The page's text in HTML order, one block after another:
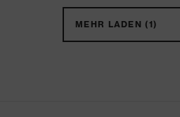
MEHR LADEN (1)